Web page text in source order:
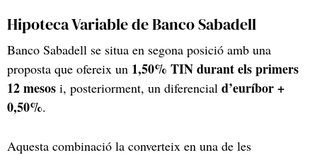
Hipoteca Variable de Banco Sabadell
Banco Sabadell se situa en segona posició amb una
proposta que ofereix un 1,50% TIN durant els primers
12 mesos i, posteriorment, un diferencial d’euríbor +
0,50%.
Aquesta combinació la converteix en una de les